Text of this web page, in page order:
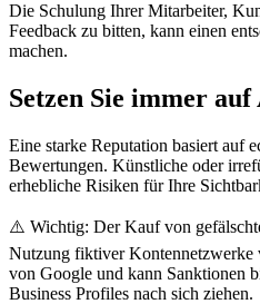
Die Schulung Ihrer Mitarbeiter,
Feedback zu bitten, kann einen
machen.
Setzen Sie immer
Eine starke Reputation basiert auf
Bewertungen. Künstliche oder
erhebliche Risiken für Ihre
⚠️ Wichtig: Der Kauf von
Nutzung fiktiver Kontennetzwerke
von Google und kann Sanktionen
Business Profiles nach sich ziehen.